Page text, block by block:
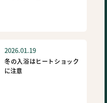
2026.01.19
冬の入浴はヒートショック
に注意